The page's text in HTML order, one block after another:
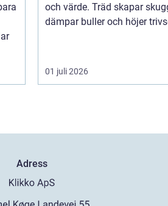
och värde. Träd skapar
dämpar buller och höjer
01 juli 2026
Adress